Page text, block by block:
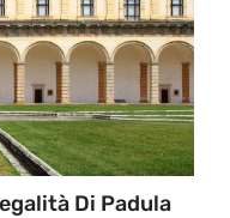
Di Padula